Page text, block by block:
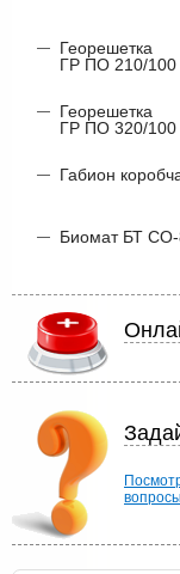
Георешетка
ГР ПО 210/100
Георешетка
ГР ПО 320/100
Габион
Биомат БТ